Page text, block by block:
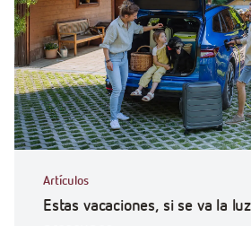
Artículos
Estas vacaciones, si se va la